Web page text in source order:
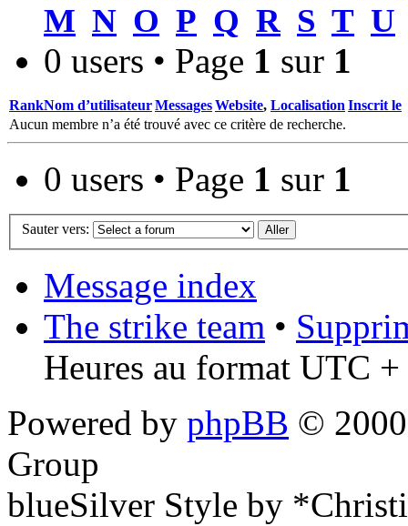
M N O P Q R S T U
0 users • Page 1 sur 1
RankNom d’utilisateurMessagesWebsite, Localisation Inscrit le
Aucun membre n’a été trouvé avec ce critère de recherche.
0 users • Page 1 sur 1
Sauter vers:
Message index
The strike team •
Heures au format UTC
Powered by phpBB ©
Group
blueSilver Style by